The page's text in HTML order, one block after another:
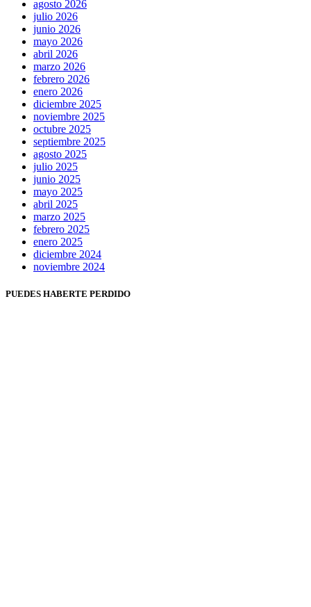
agosto 2026
julio 2026
junio 2026
mayo 2026
abril 2026
marzo 2026
febrero 2026
enero 2026
diciembre 2025
noviembre 2025
octubre 2025
septiembre 2025
agosto 2025
julio 2025
junio 2025
mayo 2025
abril 2025
marzo 2025
febrero 2025
enero 2025
diciembre 2024
noviembre 2024
PUEDES HABERTE PERDIDO